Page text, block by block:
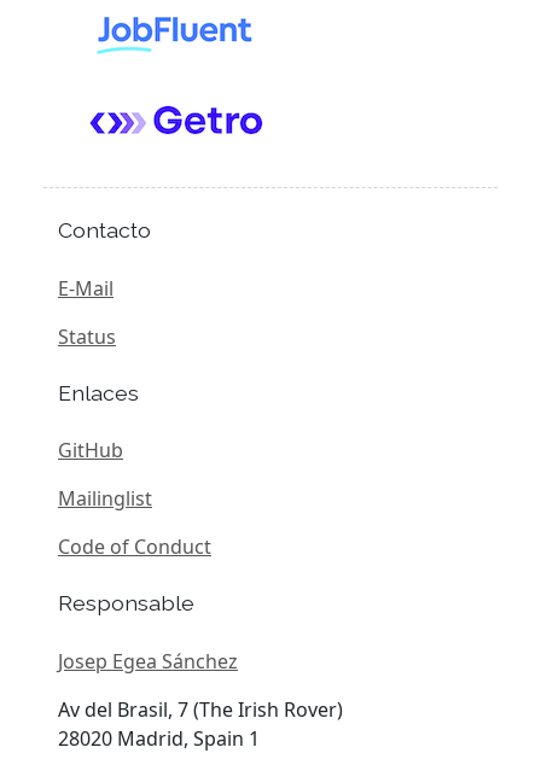
Contacto
E-Mail
Status
Enlaces
GitHub
Mailinglist
Code of Conduct
Responsable
Josep Egea Sánchez
Av del Brasil, 7 (The Irish Rover)
28020 Madrid, Spain 1